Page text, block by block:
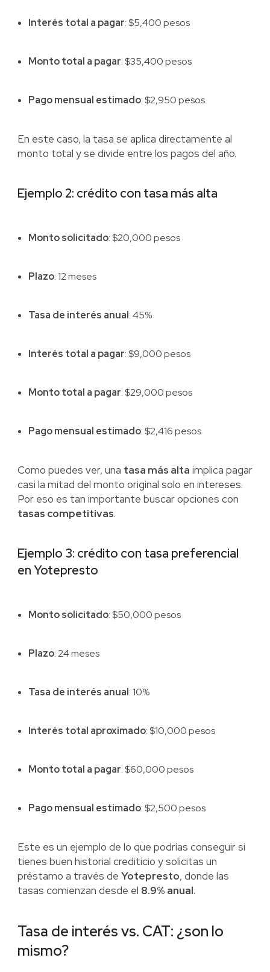
Interés total a pagar: $5,400 pesos
Monto total a pagar: $35,400 pesos
Pago mensual estimado: $2,950 pesos
En este caso, la tasa se aplica directamente al
monto total y se divide entre los pagos del año.
Ejemplo 2: crédito con tasa más alta
Monto solicitado: $20,000 pesos
Plazo: 12 meses
Tasa de interés anual: 45%
Interés total a pagar: $9,000 pesos
Monto total a pagar: $29,000 pesos
Pago mensual estimado: $2,416 pesos
Como puedes ver, una tasa más alta implica pagar
casi la mitad del monto original solo en intereses.
Por eso es tan importante buscar opciones con
tasas competitivas.
Ejemplo 3: crédito con tasa preferencial
en Yotepresto
Monto solicitado: $50,000 pesos
Plazo: 24 meses
Tasa de interés anual: 10%
Interés total aproximado: $10,000 pesos
Monto total a pagar: $60,000 pesos
Pago mensual estimado: $2,500 pesos
Este es un ejemplo de lo que podrías conseguir si
tienes buen historial crediticio y solicitas un
préstamo a través de Yotepresto, donde las
tasas comienzan desde el 8.9% anual.
Tasa de interés vs. CAT: ¿son lo
mismo?